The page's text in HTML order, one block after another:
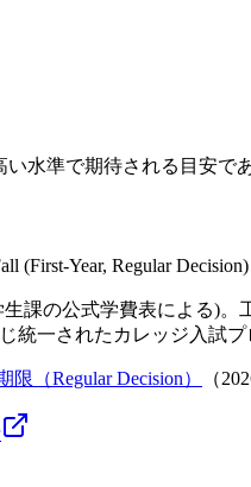
水準で期待される目安
(First-Year, Regular
課の公式学費表による)
統一されたカレッジ入試
限（Regular Decision） （